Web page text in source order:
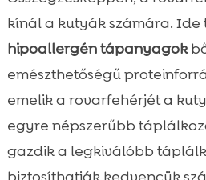
kínál a kutyák számára. Ide
hipoallergén tápanyagok
emészthetőségű
emelik a rovarfehérjét a
egyre népszerűbb
gazdik a legkiválóbb